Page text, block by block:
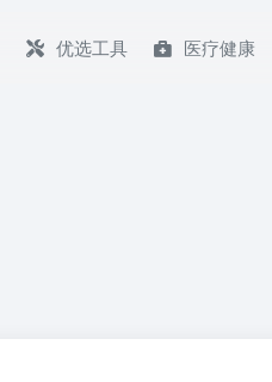
优选工具 医疗健康